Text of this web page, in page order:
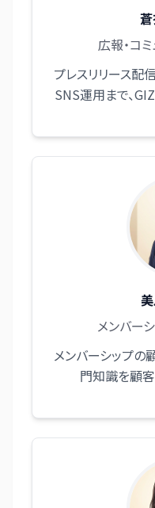
蒼
広報・コ
プレスリリース配
SNS運用まで、
美
メンバー
メンバーシップの
門知識を顧